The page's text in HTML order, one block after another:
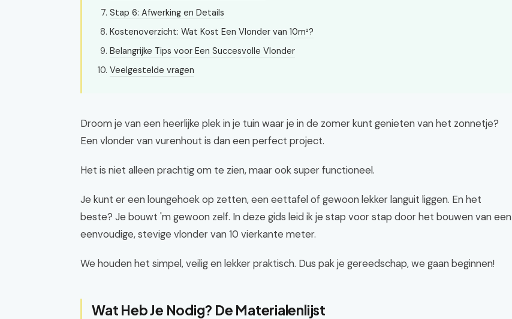
Stap 6: Afwerking en Details
Kostenoverzicht: Wat Kost Een Vlonder van 10m²?
Belangrijke Tips voor Een Succesvolle Vlonder
Veelgestelde vragen
Droom je van een heerlijke plek in je tuin waar je in de zomer kunt genieten van het zonnetje?
Een vlonder van vurenhout is dan een perfect project.
Het is niet alleen prachtig om te zien, maar ook super functioneel.
Je kunt er een loungehoek op zetten, een eettafel of gewoon lekker languit liggen. En het
beste? Je bouwt 'm gewoon zelf. In deze gids leid ik je stap voor stap door het bouwen van een
eenvoudige, stevige vlonder van 10 vierkante meter.
We houden het simpel, veilig en lekker praktisch. Dus pak je gereedschap, we gaan beginnen!
Wat Heb Je Nodig? De Materialenlijst